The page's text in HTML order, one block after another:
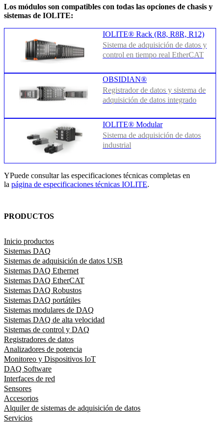
Los módulos son compatibles con todas las opciones de chasis y
sistemas de IOLITE:
IOLITE® Rack (R8, R8R, R12)
Sistema de adquisición de datos y
control en tiempo real EtherCAT
OBSIDIAN®
Registrador de datos y sistema de
adquisición de datos integrado
IOLITE® Modular
Sistema de adquisición de datos
industrial
YPuede consultar las especificaciones técnicas completas en
la página de especificaciones técnicas IOLITE.
PRODUCTOS
Inicio productos
Sistemas DAQ
Sistemas de adquisición de datos USB
Sistemas DAQ Ethernet
Sistemas DAQ EtherCAT
Sistemas DAQ Robustos
Sistemas DAQ portátiles
Sistemas modulares de DAQ
Sistemas DAQ de alta velocidad
Sistemas de control y DAQ
Registradores de datos
Analizadores de potencia
Monitoreo y Dispositivos IoT
DAQ Software
Interfaces de red
Sensores
Accesorios
Alquiler de sistemas de adquisición de datos
Servicios